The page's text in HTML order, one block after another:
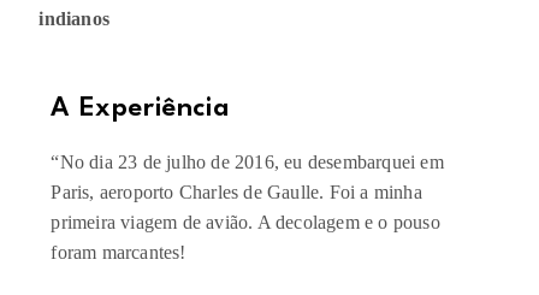
indianos
A Experiência​
“No dia 23 de julho de 2016, eu desembarquei em
Paris, aeroporto Charles de Gaulle. Foi a minha
primeira viagem de avião. A decolagem e o pouso
foram marcantes!